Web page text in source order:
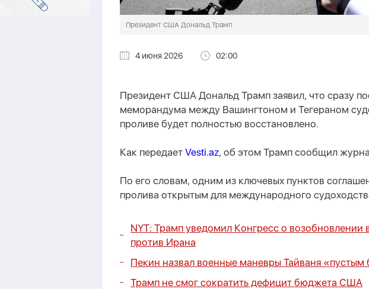
Президент США Дональд Трамп
4 июня 2026 02:00
Президент США Дональд Трамп заявил, что сразу
меморандума между Вашингтоном и Тегераном
проливе будет полностью восстановлено.
Как передает Vesti.az, об этом Трамп сообщил
По его словам, одним из ключевых пунктов
пролива открытым для международного
NYT: Трамп уведомил Конгресс о возобновлении
против Ирана
Пекин назвал военные маневры Тайваня «пустым
Трамп не смог сократить дефицит бюджета США